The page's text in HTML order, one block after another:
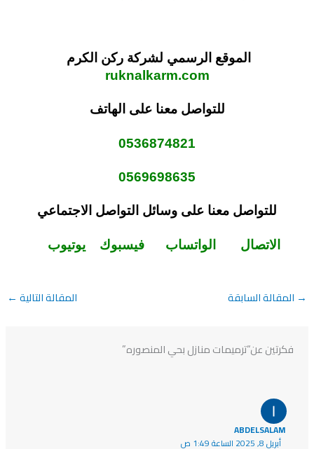
الموقع الرسمي لشركة ركن الكرم
ruknalkarm.com
للتواصل معنا على الهاتف
0536874821
0569698635
للتواصل معنا على وسائل التواصل الاجتماعي
الاتصال الواتساب فيسبوك يوتيوب
→ المقالة السابقة المقالة التالية ←
فكرتين عن“ترميمات منازل بحي المنصوره”
ABDELSALAM
أبريل 8, 2025 الساعة 1:49 ص